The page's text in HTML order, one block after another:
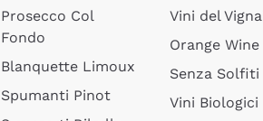
Prosecco Col
Fondo
Blanquette Limoux
Spumanti Pinot
Vini del
Orange Wine
Senza Solfiti
Vini Biologici